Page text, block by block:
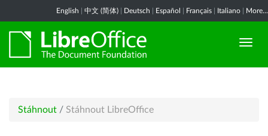
English 中文 (简体) Deutsch Español Français Italiano More...
Stáhnout / Stáhnout LibreOffice